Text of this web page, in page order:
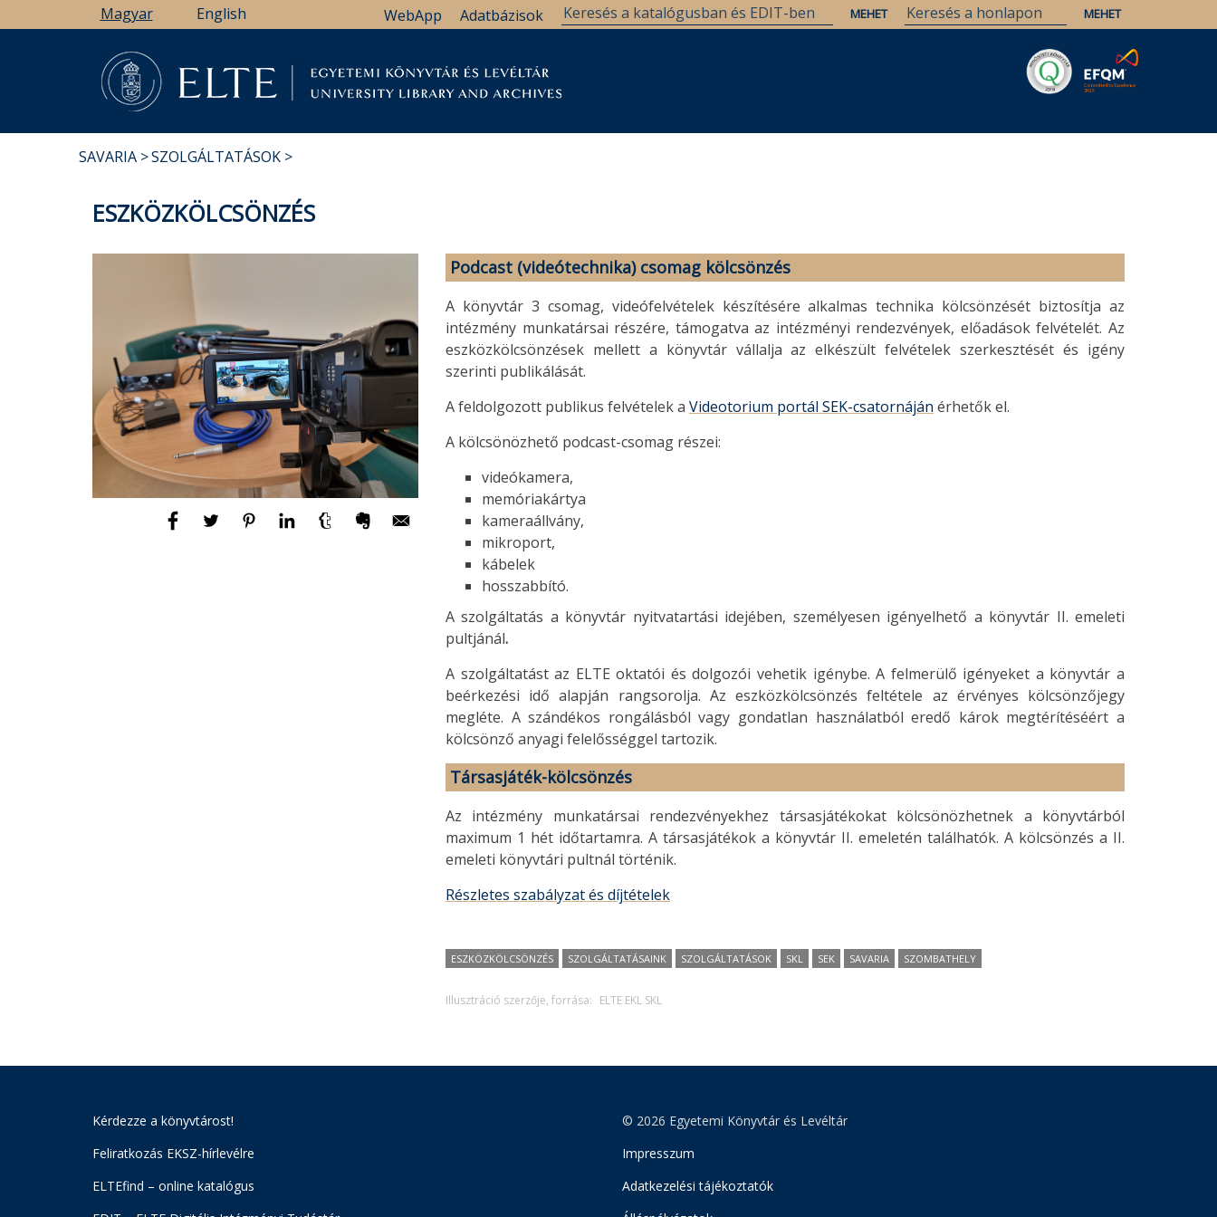
a
Magyar English Adatbázisok
WebApp
SAVARIA SZOLGÁLTATÁSOK
ESZKÖZKÖLCSÖNZÉS
Podcast (videótechnika) csomag kölcsönzés
A könyvtár 3 csomag, videófelvételek készítésére alkalmas technika kölcsönzését biztosítja az
intézmény munkatársai részére, támogatva az intézményi rendezvények, előadások felvételét. Az
eszközkölcsönzések mellett a könyvtár vállalja az elkészült felvételek szerkesztését és igény
szerinti publikálását.
A feldolgozott publikus felvételek a Videotorium portál SEK-csatornáján érhetők el.
A kölcsönözhető podcast-csomag részei:
videókamera,
memóriakártya
kameraállvány,
mikroport,
kábelek
hosszabbító.
A szolgáltatás a könyvtár nyitvatartási idejében, személyesen igényelhető a könyvtár II. emeleti
pultjánál.
A szolgáltatást az ELTE oktatói és dolgozói vehetik igénybe. A felmerülő igényeket a könyvtár a
beérkezési idő alapján rangsorolja. Az eszközkölcsönzés feltétele az érvényes kölcsönzőjegy
megléte. A szándékos rongálásból vagy gondatlan használatból eredő károk megtérítéséért a
kölcsönző anyagi felelősséggel tartozik.
Társasjáték-kölcsönzés
Az intézmény munkatársai rendezvényekhez társasjátékokat kölcsönözhetnek a könyvtárból
maximum 1 hét időtartamra. A társasjátékok a könyvtár II. emeletén találhatók. A kölcsönzés a II.
emeleti könyvtári pultnál történik.
Részletes szabályzat és díjtételek
ESZKÖZKÖLCSÖNZÉS SZOLGÁLTATÁSAINK SZOLGÁLTATÁSOK SKL SEK SAVARIA SZOMBATHELY
Illusztráció szerzője, forrása: ELTE EKL SKL
Kérdezze a könyvtárost!
Feliratkozás EKSZ-hírlevélre
ELTEfind – online katalógus
© 2026 Egyetemi Könyvtár és Levéltár
Impresszum
Adatkezelési tájékoztatók